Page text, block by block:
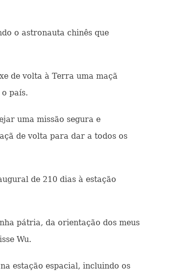
o astronauta chinês que
de volta à Terra uma maçã
país.
uma missão segura e
de volta para dar a todos os
de 210 dias à estação
pátria, da orientação dos meus
Wu.
estação espacial, incluindo os